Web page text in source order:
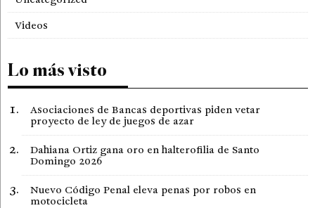
Videos
Lo más visto
Asociaciones de Bancas deportivas piden vetar
proyecto de ley de juegos de azar
Dahiana Ortiz gana oro en halterofilia de Santo
Domingo 2026
Nuevo Código Penal eleva penas por robos en
motocicleta